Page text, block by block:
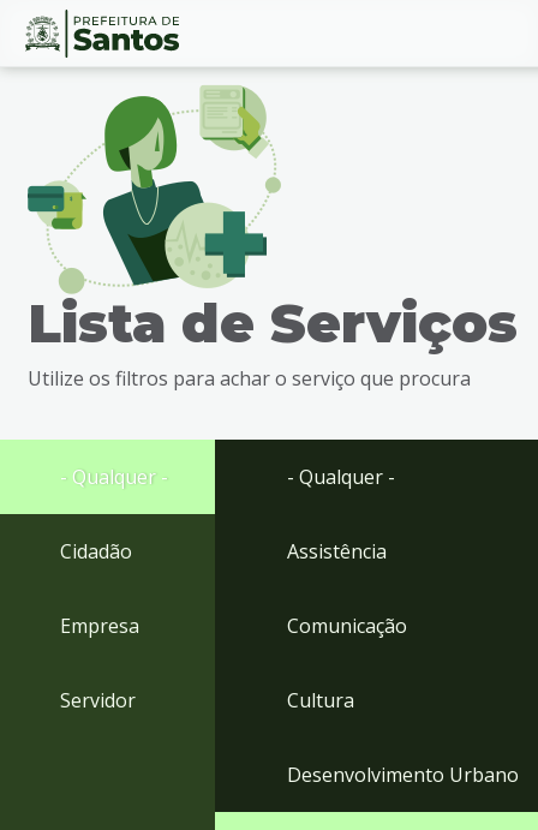
Ir
busca
Ir
rodapé
Conteúdo
Lista de Serviços
Utilize os filtros para achar o serviço que procura
- Qualquer -
Cidadão
Empresa
Servidor
- Qualquer -
Assistência
Comunicação
Cultura
Desenvolvimento Urbano